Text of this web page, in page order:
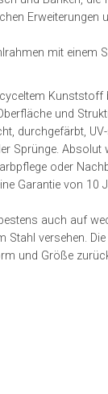
Erweiterungen
mit einem
Kunststoff
und
durchgefärbt,
Sprünge.
oder
Garantie von 10
auch auf
versehen.
und Größe